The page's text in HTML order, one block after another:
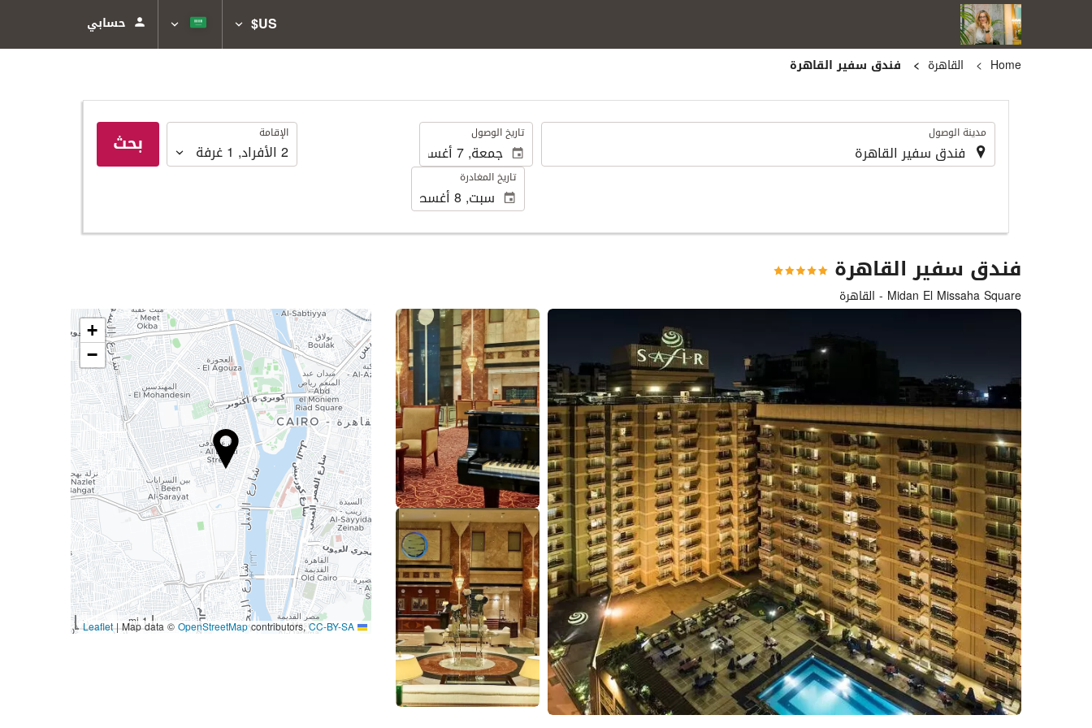
US$
حسابي
Home
القاهرة فندق سفير القاهرة
. مدينة الوصول . تاريخ الوصول
تاريخ المغادرة
الإقامة
الإقامة
2 الأفراد,
1غرفة بحث
فندق سفير القاهرة
Midan El Missaha Square - القاهرة
عرض 3 صور
+
−
1 mi
|Map data ©OpenStreetMapcontributors,CC-BY-SA